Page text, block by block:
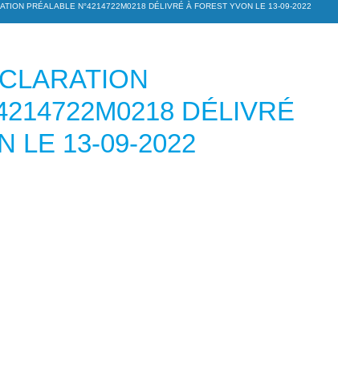
PRÉALABLE N°4214722M0218 DÉLIVRÉ À FOREST YVON LE 13-09-2022
DÉLIVRÉ
LE 13-09-2022